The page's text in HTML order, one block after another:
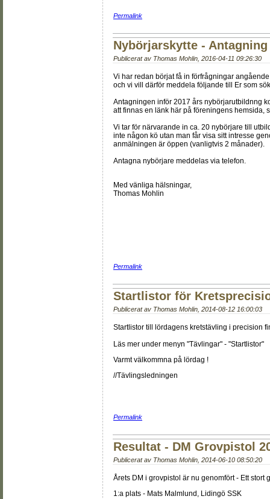
Permalink
Nybörjarskytte -
Publicerat av Thomas Mohlin 2016-04-11 09:26:30
Vi har redan börjat få in förfrågningar
och vi vill därför meddela följande till Er som
Antagningen inför 2017 års nybörjarutbildnng
att finnas en länk här på föreningens hemsida,
Vi tar för närvarande in ca. 20 nybörjare till
inte någon kö utan man får visa sitt intresse
anmälningen är öppen (vanligtvis 2 månader).
Antagna nybörjare meddelas via telefon.
Med vänliga hälsningar,
Thomas Mohlin
Permalink
Startlistor för
Publicerat av Thomas Mohlin 2014-08-12 16:00:03
Startlistor till lördagens kretstävling i precision
Läs mer under menyn "Tävlingar" - "Startlistor"
Varmt välkommna på lördag !
//Tävlingsledningen
Permalink
Resultat - DM Grovpistol
Publicerat av Thomas Mohlin 2014-06-10 08:50:20
Årets DM i grovpistol är nu genomfört - Ett stort
1:a plats - Mats Malmlund, Lidingö SSK